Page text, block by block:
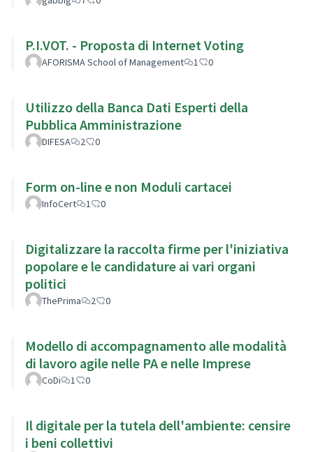
P.I.VOT. - Proposta di Internet Voting
AFORISMA School of Management 1 0
Utilizzo della Banca Dati Esperti della
Pubblica Amministrazione
DIFESA 2 0
Form on-line e non Moduli cartacei
InfoCert 1 0
Digitalizzare la raccolta firme per l'iniziativa
popolare e le candidature ai vari organi
politici
ThePrima 2 0
Modello di accompagnamento alle modalità
di lavoro agile nelle PA e nelle Imprese
CoDi 1 0
Il digitale per la tutela dell'ambiente: censire
i beni collettivi